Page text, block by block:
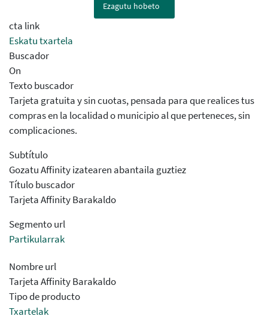
Ezagutu hobeto
cta link
Eskatu txartela
Buscador
On
Texto buscador
Tarjeta gratuita y sin cuotas, pensada para que realices tus
compras en la localidad o municipio al que perteneces, sin
complicaciones.
Subtítulo
Gozatu Affinity izatearen abantaila guztiez
Título buscador
Tarjeta Affinity Barakaldo
Segmento url
Partikularrak
Nombre url
Tarjeta Affinity Barakaldo
Tipo de producto
Txartelak